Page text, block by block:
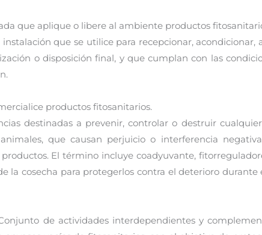
que aplique o libere al ambiente productos
que se utilice para recepcionar, acondicionar,
o disposición final, y que cumplan con las
productos fitosanitarios.
destinadas a prevenir, controlar o destruir
que causan perjuicio o interferencia
El término incluye coadyuvante,
la cosecha para protegerlos contra el deterioro
de actividades interdependientes y